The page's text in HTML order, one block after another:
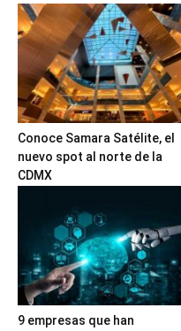
Conoce Samara Satélite, el
nuevo spot al norte de la
CDMX
9 empresas que han